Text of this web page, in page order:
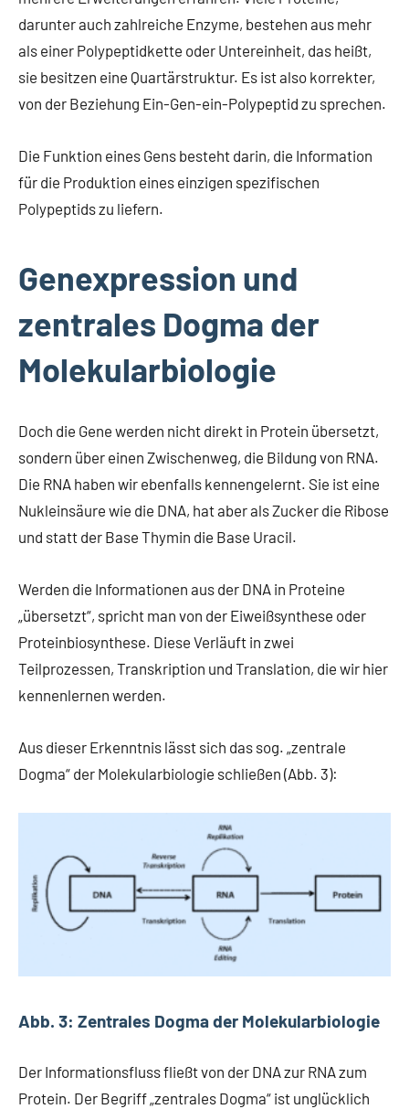
darunter auch zahlreiche Enzyme, bestehen aus mehr
als einer Polypeptidkette oder Untereinheit, das heißt,
sie besitzen eine Quartärstruktur. Es ist also korrekter,
von der Beziehung Ein-Gen-ein-Polypeptid zu sprechen.
Die Funktion eines Gens besteht darin, die Information
für die Produktion eines einzigen spezifischen
Polypeptids zu liefern.
Genexpression und
zentrales Dogma der
Molekularbiologie
Doch die Gene werden nicht direkt in Protein übersetzt,
sondern über einen Zwischenweg, die Bildung von RNA.
Die RNA haben wir ebenfalls kennengelernt. Sie ist eine
Nukleinsäure wie die DNA, hat aber als Zucker die Ribose
und statt der Base Thymin die Base Uracil.
Werden die Informationen aus der DNA in Proteine
„übersetzt“, spricht man von der Eiweißsynthese oder
Proteinbiosynthese. Diese Verläuft in zwei
Teilprozessen, Transkription und Translation, die wir hier
kennenlernen werden.
Aus dieser Erkenntnis lässt sich das sog. „zentrale
Dogma“ der Molekularbiologie schließen (Abb. 3):
Abb. 3: Zentrales Dogma der Molekularbiologie
Der Informationsfluss fließt von der DNA zur RNA zum
Protein. Der Begriff „zentrales Dogma“ ist unglücklich